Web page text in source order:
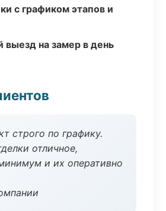
с графиком этапов и
выезд на замер в день
строго по графику.
отличное,
и их оперативно